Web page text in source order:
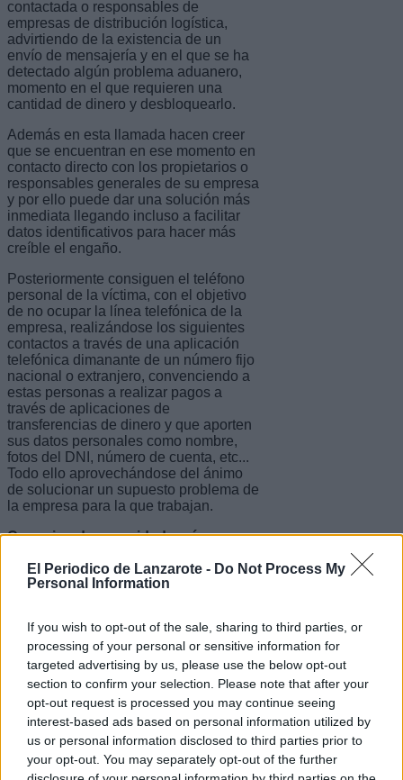
El Periodico de Lanzarote - Do Not Process My
Personal Information
If you wish to opt-out of the sale, sharing to third parties, or
processing of your personal or sensitive information for
targeted advertising by us, please use the below opt-out
section to confirm your selection. Please note that after your
opt-out request is processed you may continue seeing
interest-based ads based on personal information utilized by
us or personal information disclosed to third parties prior to
your opt-out. You may separately opt-out of the further
contactada o responsables de
empresas de distribución logística,
advirtiendo de la existencia de un
envío de mensajería y en el que se ha
detectado algún problema aduanero,
momento en el que requieren una
cantidad de dinero y desbloquearlo.
Además en esta llamada hacen creer
que se encuentran en ese momento en
contacto directo con los propietarios o
responsables generales de su empresa
y por ello puede dar una solución más
inmediata llegando incluso a facilitar
datos identificativos para hacer más
creíble el engaño.
Posteriormente consiguen el teléfono
personal de la víctima, con el objetivo
de no ocupar la línea telefónica de la
empresa, realizándose los siguientes
contactos a través de una aplicación
telefónica dimanante de un número fijo
nacional o extranjero, convenciendo a
estas personas a realizar pagos a
través de aplicaciones de
transferencias de dinero y que aporten
sus datos personales como nombre,
fotos del DNI, número de cuenta, etc...
Todo ello aprovechándose del ánimo
de solucionar un supuesto problema de
la empresa para la que trabajan.
Consejos de seguridad y cómo
Desde la Guardia Civil se aconseja no
estén plenamente identificados, así
como contrastar con los responsables
de sus empresas de la existencia de
dichos suministros o envíos.
Además se aconseja no aceptar
llamadas entrantes a través de
aplicaciones de mensajería
instantánea, debido a la facilidad que
existe a la hora de suplantar